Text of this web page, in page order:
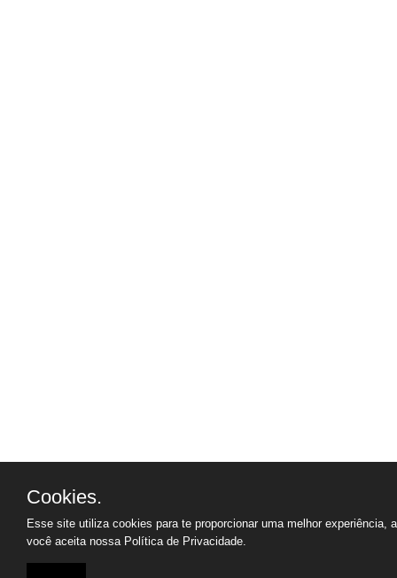
Cookies.
Esse site utiliza cookies para te proporcionar uma melhor experiência,
você aceita nossa Política de Privacidade.